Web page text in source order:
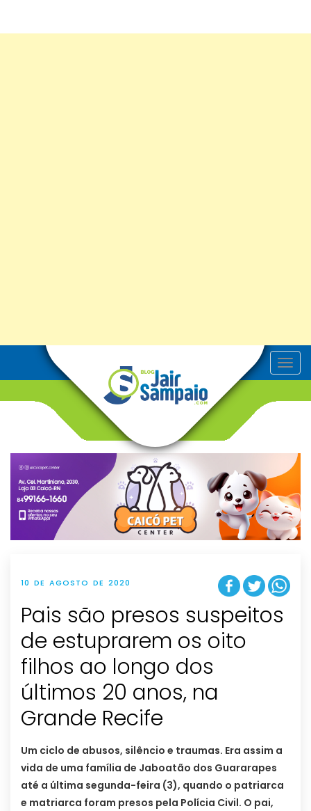
T
o
v
g
t
i
o
n
10 DE AGOSTO DE 2020
Pais são presos suspeitos
de estuprarem os oito
filhos ao longo dos
últimos 20 anos, na
Grande Recife
Um ciclo de abusos, silêncio e traumas. Era assim a
vida de uma família de Jaboatão dos Guararapes
até a última segunda-feira (3), quando o patriarca
e matriarca foram presos pela Polícia Civil. O pai,